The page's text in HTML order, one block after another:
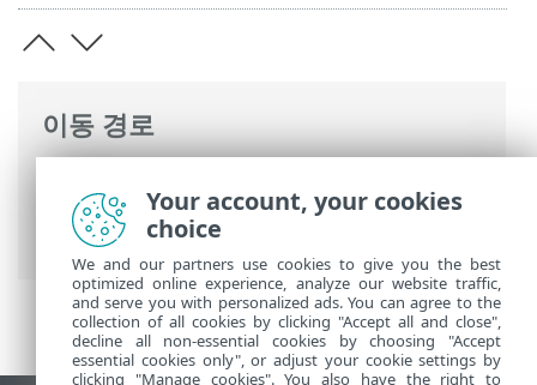
이동 경로
Security >ESET Endpoint Security 사용>
도구
Your account, your cookies
choice
We and our partners use cookies to give you the best
optimized online experience, analyze our website traffic,
and serve you with personalized ads. You can agree to the
collection of all cookies by clicking "Accept all and close",
decline all non-essential cookies by choosing "Accept
essential cookies only", or adjust your cookie settings by
clicking "Manage cookies". You also have the right to